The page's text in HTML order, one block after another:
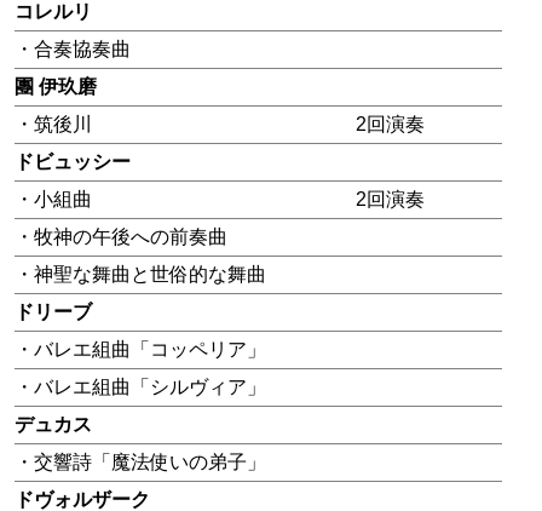
コレルリ
・合奏協奏曲
團 伊玖磨
・筑後川
2回演奏
ドビュッシー
・小組曲
2回演奏
・牧神の午後への前奏曲
・神聖な舞曲と世俗的な舞曲
ドリーブ
・バレエ組曲「コッペリア」
・バレエ組曲「シルヴィア」
デュカス
・交響詩「魔法使いの弟子」
ドヴォルザーク